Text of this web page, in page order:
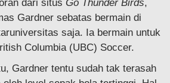
dari situs Go Thunder Birds,
Gardner sebatas bermain di
saja. Ia bermain untuk
Columbia (UBC) Soccer.
Gardner tentu sudah tak terasah